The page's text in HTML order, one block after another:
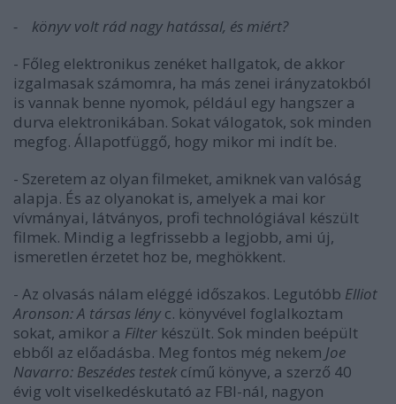
- könyv volt rád nagy hatással, és miért?
- Főleg elektronikus zenéket hallgatok, de akkor
izgalmasak számomra, ha más zenei irányzatokból
is vannak benne nyomok, például egy hangszer a
durva elektronikában. Sokat válogatok, sok minden
megfog. Állapotfüggő, hogy mikor mi indít be.
- Szeretem az olyan filmeket, amiknek van valóság
alapja. És az olyanokat is, amelyek a mai kor
vívmányai, látványos, profi technológiával készült
filmek. Mindig a legfrissebb a legjobb, ami új,
ismeretlen érzetet hoz be, meghökkent.
- Az olvasás nálam eléggé időszakos. Legutóbb Elliot
Aronson: A társas lény c. könyvével foglalkoztam
sokat, amikor a Filter készült. Sok minden beépült
ebből az előadásba. Meg fontos még nekem Joe
Navarro: Beszédes testek című könyve, a szerző 40
évig volt viselkedéskutató az FBI-nál, nagyon